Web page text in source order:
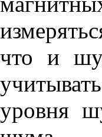
что и
уровня